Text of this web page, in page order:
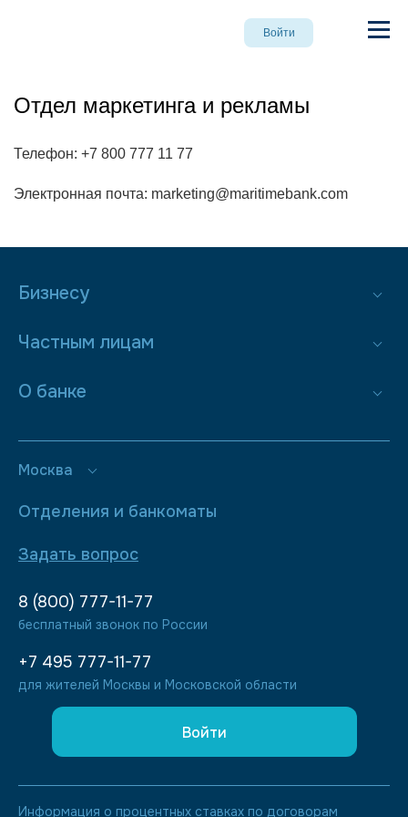
Войти
Отдел маркетинга и рекламы
Телефон: +7 800 777 11 77
Электронная почта: marketing@maritimebank.com
Бизнесу
Частным лицам
О банке
Москва
Отделения и банкоматы
Задать вопрос
8 (800) 777-11-77
бесплатный звонок по России
+7 495 777-11-77
для жителей Москвы и Московской области
Войти
Информация о процентных ставках по договорам